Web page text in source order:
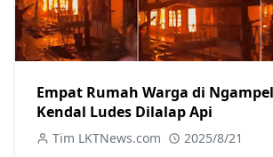
Empat Rumah Warga di
Kendal Ludes Dilalap Api
Tim LKTNews.com 2025/8/21